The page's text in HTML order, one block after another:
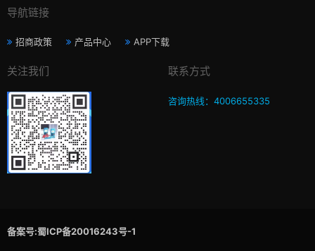
导航链接
招商政策 产品中心 APP下载
关注我们 联系方式
咨询热线：4006655335
备案号:蜀ICP备20016243号-1